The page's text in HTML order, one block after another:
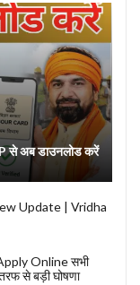
अब डाउनलोड करें
Update | Vridha
Online सभी
से बड़ी घोषणा